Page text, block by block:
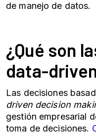
de manejo de datos.
¿Qué son
data-
Las decisiones
driven decision
gestión empresarial
toma de decisiones.